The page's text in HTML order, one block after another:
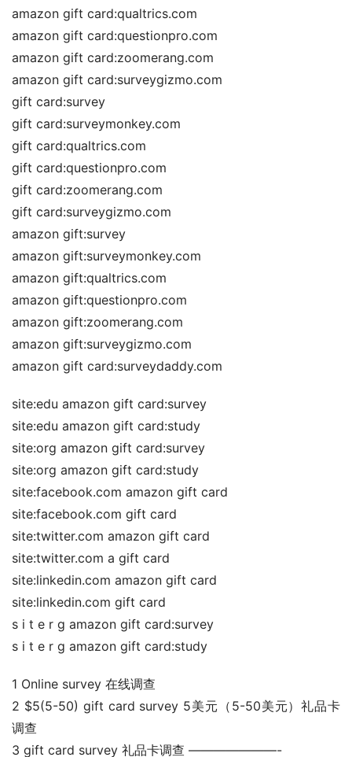
amazon gift card:qualtrics.com
amazon gift card:questionpro.com
amazon gift card:zoomerang.com
amazon gift card:surveygizmo.com
gift card:survey
gift card:surveymonkey.com
gift card:qualtrics.com
gift card:questionpro.com
gift card:zoomerang.com
gift card:surveygizmo.com
amazon gift:survey
amazon gift:surveymonkey.com
amazon gift:qualtrics.com
amazon gift:questionpro.com
amazon gift:zoomerang.com
amazon gift:surveygizmo.com
amazon gift card:surveydaddy.com
site:edu amazon gift card:survey
site:edu amazon gift card:study
site:org amazon gift card:survey
site:org amazon gift card:study
site:facebook.com amazon gift card
site:facebook.com gift card
site:twitter.com amazon gift card
site:twitter.com a gift card
site:linkedin.com amazon gift card
site:linkedin.com gift card
s i t e r g amazon gift card:survey
s i t e r g amazon gift card:study
1 Online survey 在线调查
2 $5(5-50) gift card survey 5美元（5-50美元）礼品卡
调查
3 gift card survey 礼品卡调查 ———————-